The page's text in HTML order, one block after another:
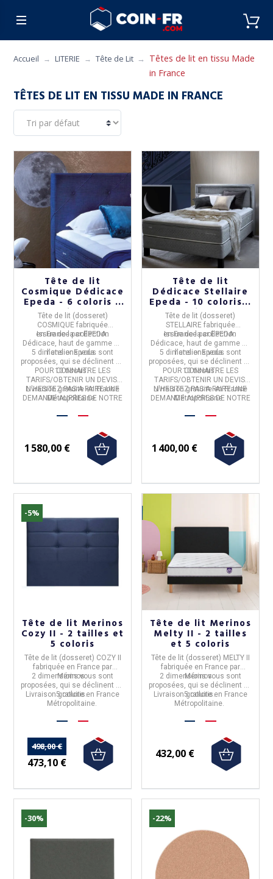
CUISINE MOBILIER
Accueil LITERIE Tête de Lit
Têtes de lit en tissu Made
in France
TÊTES DE LIT EN TISSU MADE IN FRANCE
Tête de lit
Cosmique Dédicace
Epeda - 6 coloris 5
tailles
Tête de lit (dosseret)
COSMIQUEfabriquée
enFranceparEPEDA.
Issue de lacollection
Dédicace , haut de gamme de
l'atelier Epeda.
5 dimensions vous sont
proposées, qui se déclinent en
10 tissus.
POUR CONNAITRE LES
TARIFS/OBTENIR UN DEVIS,
N'HESITEZ PAS A FAIRE UNE
DEMANDE AUPRES DE NOTRE
Livraison gratuite en France
Métropolitaine.
1 580,00 €
Tête de lit
Dédicace Stellaire
Epeda - 10 coloris 5
tailles
Tête de lit (dosseret)
STELLAIRE fabriquée
enFranceparEPEDA.
Issue de lacollection
Dédicace, haut de gamme de
l'atelier Epeda.
5 dimensions vous sont
proposées, qui se déclinent en
10 tissus.
POUR CONNAITRE LES
TARIFS/OBTENIR UN DEVIS,
N'HESITEZ PAS A FAIRE UNE
DEMANDE AUPRES DE NOTRE
Livraison gratuite en France
Métropolitaine.
1 400,00 €
-5%
Tête de lit Merinos
Cozy II - 2 tailles et
5 coloris
Tête de lit (dosseret) COZY II
fabriquée en France par
Mérinos.
2 dimensions vous sont
proposées, qui se déclinent en
5 coloris.
Livraison gratuite en France
Métropolitaine.
498,00 €
473,10 €
Tête de lit Merinos
Melty II - 2 tailles
et 5 coloris
Tête de lit (dosseret) MELTY II
fabriquée en France par
Mérinos.
2 dimensions vous sont
proposées, qui se déclinent en
5 coloris.
Livraison gratuite en France
Métropolitaine.
432,00 €
-30% -22%